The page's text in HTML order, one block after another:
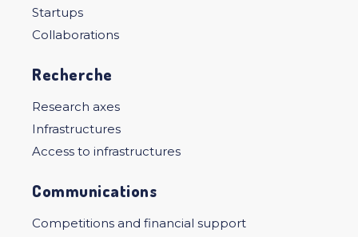
Startups
Collaborations
Recherche
Research axes
Infrastructures
Access to infrastructures
Communications
Competitions and financial support